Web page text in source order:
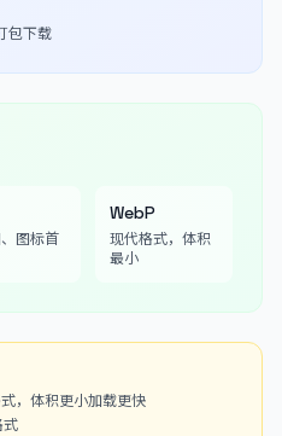
包下载
图标首
WebP
现代格式，体积
最小
，体积更小加载更快
式